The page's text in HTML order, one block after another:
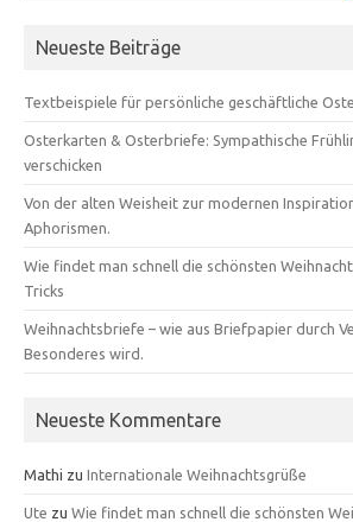
Neueste Beiträge
Textbeispiele für persönliche geschäftliche
Osterkarten & Osterbriefe: Sympathische
verschicken
Von der alten Weisheit zur modernen
Aphorismen.
Wie findet man schnell die schönsten
Tricks
Weihnachtsbriefe – wie aus Briefpapier durch
Besonderes wird.
Neueste Kommentare
Mathi zu Internationale Weihnachtsgrüße
Ute zu Wie findet man schnell die schönsten